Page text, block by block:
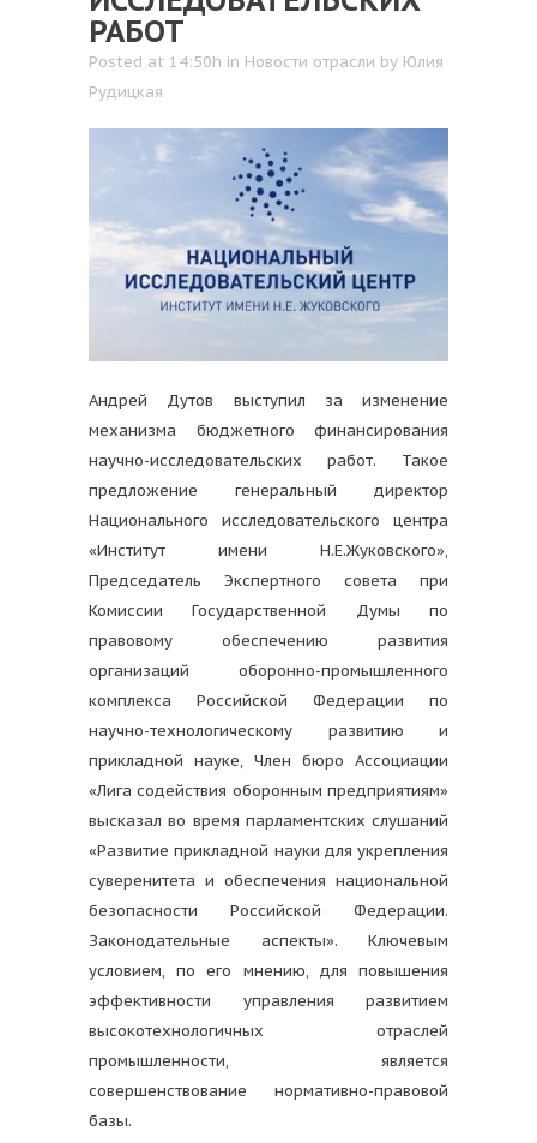
РАБОТ
Posted at 14:50h in Новости отрасли by Юлия
Рудицкая
Андрей Дутов выступил за изменение
механизма бюджетного финансирования
научно-исследовательских работ. Такое
предложение генеральный директор
Национального исследовательского центра
«Институт имени Н.Е.Жуковского»,
Председатель Экспертного совета при
Комиссии Государственной Думы по
правовому обеспечению развития
организаций оборонно-промышленного
комплекса Российской Федерации по
научно-технологическому развитию и
прикладной науке, Член бюро Ассоциации
«Лига содействия оборонным предприятиям»
высказал во время парламентских слушаний
«Развитие прикладной науки для укрепления
суверенитета и обеспечения национальной
безопасности Российской Федерации.
Законодательные аспекты». Ключевым
условием, по его мнению, для повышения
эффективности управления развитием
высокотехнологичных отраслей
промышленности, является
совершенствование нормативно-правовой
базы.